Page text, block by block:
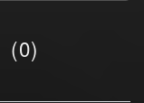
(0)